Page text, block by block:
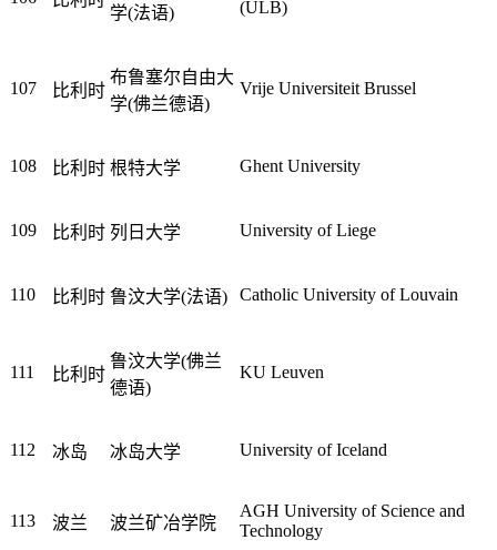
学(法语) (ULB)
107 比利时
布鲁塞尔自由大
学(佛兰德语)
Vrije Universiteit Brussel
108 比利时 根特大学 Ghent University
109 比利时 列日大学 University of Liege
110 比利时 鲁汶大学(法语) Catholic University of Louvain
111 比利时
鲁汶大学(佛兰
德语)
KU Leuven
112 冰岛 冰岛大学 University of Iceland
113 波兰 波兰矿冶学院
AGH University of Science and
Technology